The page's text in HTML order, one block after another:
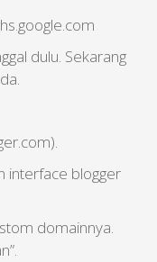
dulu. Sekarang
interface blogger
domainnya.